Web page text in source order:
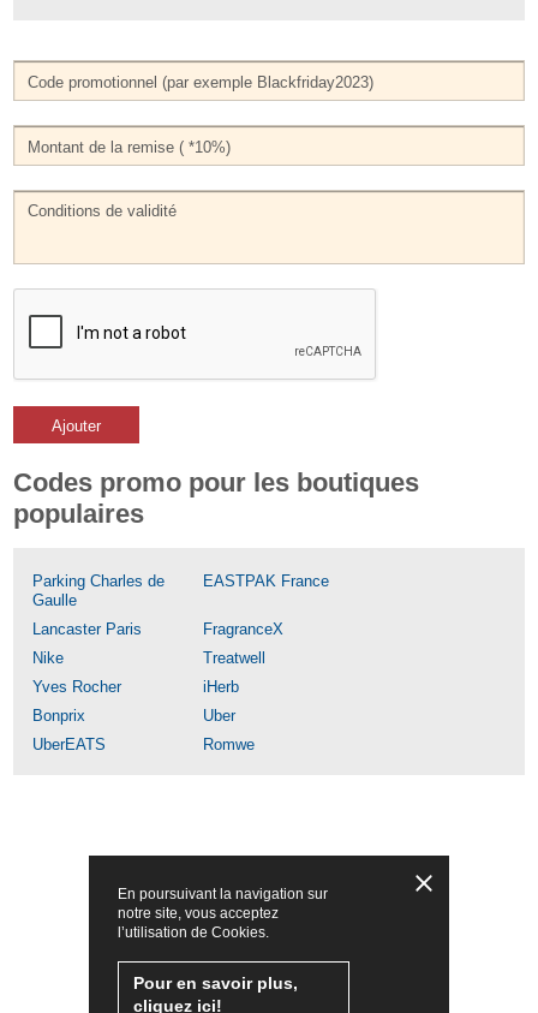
Ajouter
Codes promo pour les boutiques
populaires
Parking Charles de
Gaulle
EASTPAK France
Lancaster Paris
FragranceX
Nike
Treatwell
Yves Rocher
iHerb
Bonprix
Uber
UberEATS
Romwe
En poursuivant la navigation sur
notre site, vous acceptez
l’utilisation de Cookies.
Pour en savoir plus,
cliquez ici!